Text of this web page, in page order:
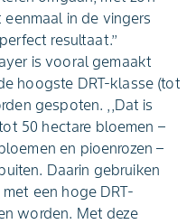
in de vingers
resultaat.’’
is vooral gemaakt
hoogste DRT-klasse (tot
gespoten. ,,Dat is
50 hectare bloemen –
en pioenrozen –
Daarin gebruiken
een hoge DRT-
worden. Met deze